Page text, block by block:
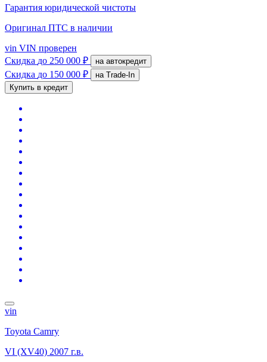
Гарантия юридической чистоты
Оригинал ПТС в наличии
vin VIN проверен
Скидка до 250 000 ₽ на автокредит
Скидка до 150 000 ₽
на Trade-In
Купить в кредит
vin
Toyota Camry
VI (XV40) 2007 г.в.